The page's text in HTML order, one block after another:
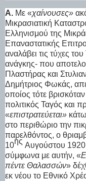
Α. Με «χαίνουσες»
Μικρασιατική
Ελληνισμού της
Επαναστατικής
αναλάβει τις τύχες
ανάγκης- που
Πλαστήρας και
Δημήτριος Φωκάς,
οποίος τότε
πολιτικός Ταγός και
«επιστρατεύεται»
στο περιθώριο την
παρελθόντος, ο
10ης Αυγούστου 1920
σύμφωνα με αυτήν, «
πέντε Θαλασσών»
εκ νέου το Εθνικό